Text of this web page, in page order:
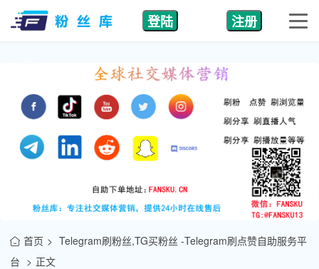
登陆 注册
首页
Telegram刷粉丝,TG买粉丝 -Telegram刷点赞自助服务平
台
正文